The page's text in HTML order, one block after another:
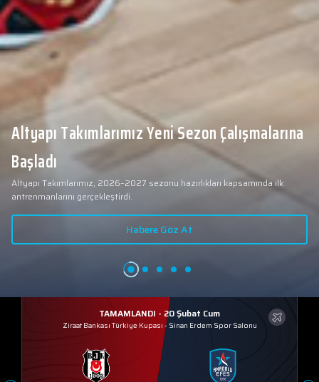
Altyapı Takımlarımız Yeni Sezon Çalışmalarına
Başladı
Altyapı Takımlarımız, 2026–2027 sezonu hazırlıkları kapsamında ilk
antrenmanlarını gerçekleştirdi.
Habere Göz At
TAMAMLANDI - 20 Şubat Cum
Ziraat Bankası Türkiye Kupası - Sinan Erdem Spor Salonu